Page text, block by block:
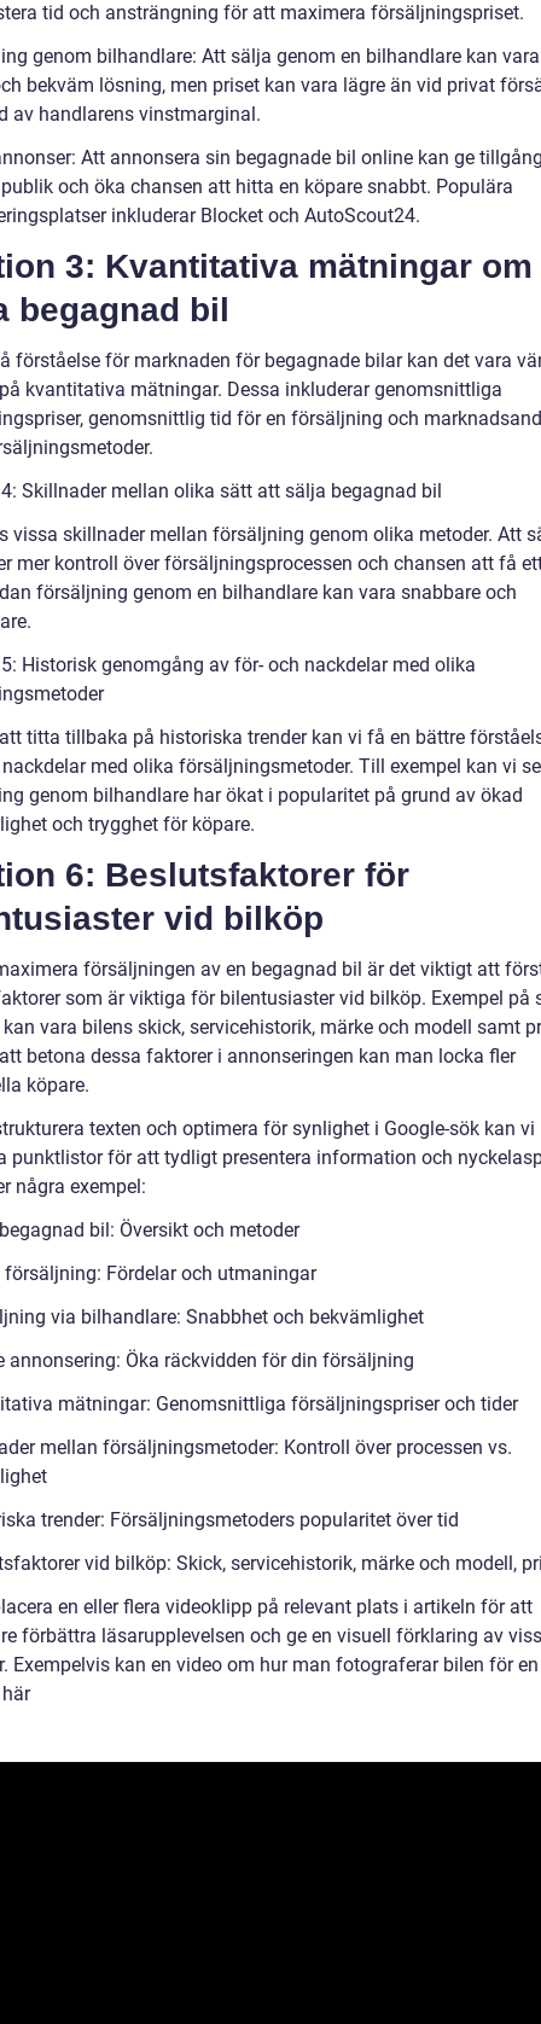
tid och ansträngning för att maximera försäljningspriset.
genom bilhandlare: Att sälja genom en bilhandlare kan
bekväm lösning, men priset kan vara lägre än vid privat
av handlarens vinstmarginal.
Att annonsera sin begagnade bil online kan ge
och öka chansen att hitta en köpare snabbt. Populära
inkluderar Blocket och AutoScout24.
3: Kvantitativa mätningar om
begagnad bil
förståelse för marknaden för begagnade bilar kan det vara
kvantitativa mätningar. Dessa inkluderar genomsnittliga
genomsnittlig tid för en försäljning och
Skillnader mellan olika sätt att sälja begagnad bil
vissa skillnader mellan försäljning genom olika metoder. Att
mer kontroll över försäljningsprocessen och chansen att få
försäljning genom en bilhandlare kan vara snabbare och
Historisk genomgång av för- och nackdelar med olika
titta tillbaka på historiska trender kan vi få en bättre
med olika försäljningsmetoder. Till exempel kan vi
genom bilhandlare har ökat i popularitet på grund av ökad
och trygghet för köpare.
6: Beslutsfaktorer för
vid bilköp
försäljningen av en begagnad bil är det viktigt att
som är viktiga för bilentusiaster vid bilköp. Exempel på
vara bilens skick, servicehistorik, märke och modell samt
betona dessa faktorer i annonseringen kan man locka fler
köpare.
texten och optimera för synlighet i Google-sök kan vi
punktlistor för att tydligt presentera information och
några exempel:
bil: Översikt och metoder
Fördelar och utmaningar
via bilhandlare: Snabbhet och bekvämlighet
annonsering: Öka räckvidden för din försäljning
mätningar: Genomsnittliga försäljningspriser och tider
mellan försäljningsmetoder: Kontroll över processen vs.
trender: Försäljningsmetoders popularitet över tid
vid bilköp: Skick, servicehistorik, märke och modell,
en eller flera videoklipp på relevant plats i artikeln för att
förbättra läsarupplevelsen och ge en visuell förklaring av
Exempelvis kan en video om hur man fotograferar bilen för